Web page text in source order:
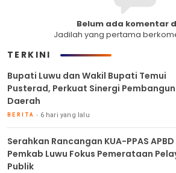
Belum ada komentar
Jadilah yang pertama
TERKINI
Bupati Luwu dan Wakil Bupati Temui
Pusterad, Perkuat Sinergi
Daerah
BERITA 6 hari yang lalu
Serahkan Rancangan KUA-PPAS
Pemkab Luwu Fokus Pemerataan
Publik